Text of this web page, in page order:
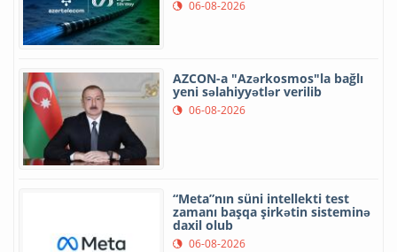
06-08-2026
AZCON-a "Azərkosmos"la bağlı
yeni səlahiyyətlər verilib
06-08-2026
“Meta”nın süni intellekti test
zamanı başqa şirkətin sisteminə
daxil olub
06-08-2026